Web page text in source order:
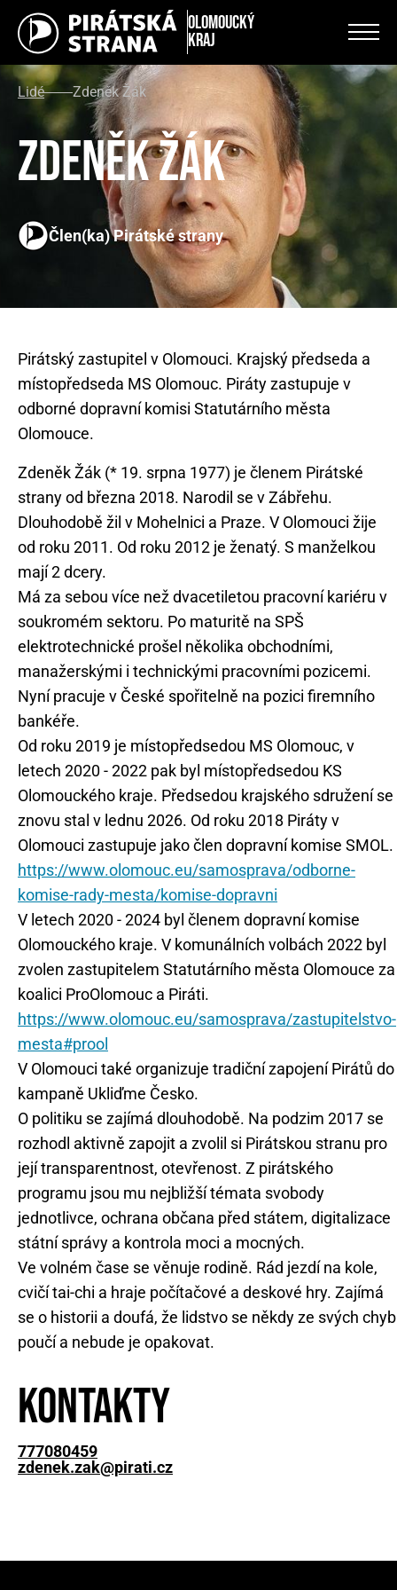
Olomoucký
kraj
Lidé Zdeněk Žák
Zdeněk Žák
Člen(ka) Pirátské strany
Pirátský zastupitel v Olomouci. Krajský předseda a
místopředseda MS Olomouc. Piráty zastupuje v
odborné dopravní komisi Statutárního města
Zdeněk Žák (* 19. srpna 1977) je členem Pirátské
strany od března 2018. Narodil se v Zábřehu.
Dlouhodobě žil v Mohelnici a Praze. V Olomouci žije
od roku 2011. Od roku 2012 je ženatý. S manželkou
mají 2 dcery.
Má za sebou více než dvacetiletou pracovní kariéru v
soukromém sektoru. Po maturitě na SPŠ
elektrotechnické prošel několika obchodními,
manažerskými i technickými pracovními pozicemi.
Nyní pracuje v České spořitelně na pozici firemního
bankéře.
Od roku 2019 je místopředsedou MS Olomouc, v
letech 2020 - 2022 pak byl místopředsedou KS
Olomouckého kraje. Předsedou krajského sdružení se
znovu stal v lednu 2026. Od roku 2018 Piráty v
https://www.olomouc.eu/samosprava/odborne-
komise-rady-mesta/komise-dopravni
V letech 2020 - 2024 byl členem dopravní komise
Olomouckého kraje. V komunálních volbách 2022 byl
zvolen zastupitelem Statutárního města Olomouce za
https://www.olomouc.eu/samosprava/zastupitelstvo-
mesta#prool
V Olomouci také organizuje tradiční zapojení Pirátů do
kampaně Ukliďme Česko.
O politiku se zajímá dlouhodobě. Na podzim 2017 se
rozhodl aktivně zapojit a zvolil si Pirátskou stranu pro
její transparentnost, otevřenost. Z pirátského
programu jsou mu nejbližší témata svobody
jednotlivce, ochrana občana před státem, digitalizace
státní správy a kontrola moci a mocných.
Ve volném čase se věnuje rodině. Rád jezdí na kole,
cvičí tai-chi a hraje počítačové a deskové hry. Zajímá
se o historii a doufá, že lidstvo se někdy ze svých chyb
poučí a nebude je opakovat.
Kontakty
777080459
zdenek.zak@pirati.cz